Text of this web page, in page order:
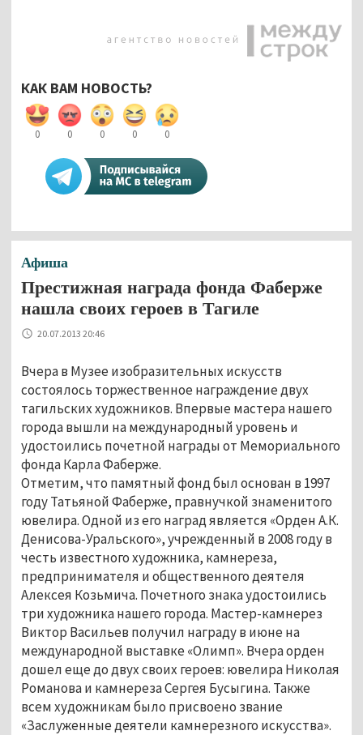
КАК ВАМ НОВОСТЬ?
0 0 0 0 0
Афиша
Престижная награда фонда Фаберже
нашла своих героев в Тагиле
20.07.2013 20:46
Вчера в Музее изобразительных искусств
состоялось торжественное награждение двух
тагильских художников. Впервые мастера нашего
города вышли на международный уровень и
удостоились почетной награды от Мемориального
фонда Карла Фаберже.
Отметим, что памятный фонд был основан в 1997
году Татьяной Фаберже, правнучкой знаменитого
ювелира. Одной из его наград является «Орден А.К.
Денисова-Уральского», учрежденный в 2008 году в
честь известного художника, камнереза,
предпринимателя и общественного деятеля
Алексея Козьмича. Почетного знака удостоились
три художника нашего города. Мастер-камнерез
Виктор Васильев получил награду в июне на
международной выставке «Олимп». Вчера орден
дошел еще до двух своих героев: ювелира Николая
Романова и камнереза Сергея Бусыгина. Также
всем художникам было присвоено звание
«Заслуженные деятели камнерезного искусства».